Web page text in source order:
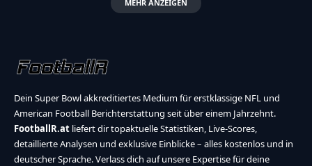
MEHR ANZEIGEN
Dein Super Bowl akkreditiertes Medium für erstklassige NFL und
American Football Berichterstattung seit über einem Jahrzehnt.
FootballR.at liefert dir topaktuelle Statistiken, Live-Scores,
detaillierte Analysen und exklusive Einblicke – alles kostenlos und in
deutscher Sprache. Verlass dich auf unsere Expertise für deine